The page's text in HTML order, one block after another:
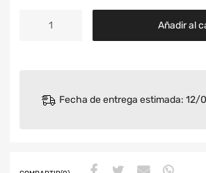
Añadir al
Fecha de entrega estimada: